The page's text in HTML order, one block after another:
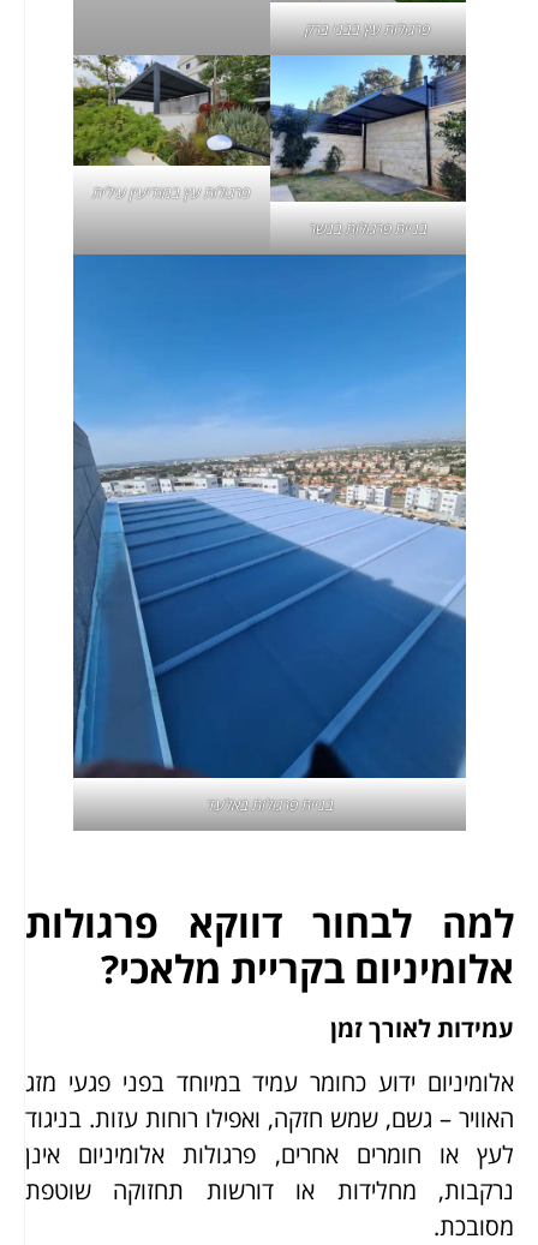
פרגולות עץ בבני ברק
בניית פרגולות בנשר
פרגולות עץ במודיעין עילית
בניית פרגולות באלעד
למה לבחור דווקא פרגולות
אלומיניום בקריית מלאכי?
עמידות לאורך זמן
אלומיניום ידוע כחומר עמיד במיוחד בפני פגעי מזג
האוויר – גשם, שמש חזקה, ואפילו רוחות עזות. בניגוד
לעץ או חומרים אחרים, פרגולות אלומיניום אינן
נרקבות, מחלידות או דורשות תחזוקה שוטפת
מסובכת.